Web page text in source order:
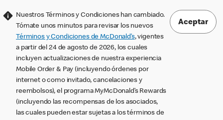
Nuestros Términos y Condiciones han cambiado.
Tómate unos minutos para revisar los nuevos
Términos y Condiciones de McDonald’s, vigentes
a partir del 24 de agosto de 2026, los cuales
incluyen actualizaciones de nuestra experiencia
Mobile Order & Pay (incluyendo órdenes por
internet o como invitado, cancelaciones y
reembolsos), el programa MyMcDonald’s Rewards
(incluyendo las recompensas de los asociados,
las cuales pueden estar sujetas a los términos de
Aceptar